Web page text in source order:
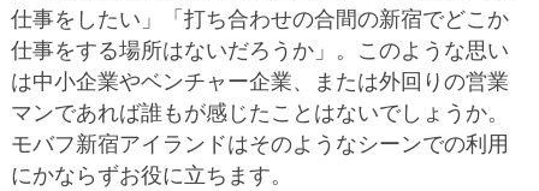
仕事をしたい」「打ち合わせの合間の新宿でどこか
仕事をする場所はないだろうか」。このような思い
は中小企業やベンチャー企業、または外回りの営業
マンであれば誰もが感じたことはないでしょうか。
モバフ新宿アイランドはそのようなシーンでの利用
にかならずお役に立ちます。